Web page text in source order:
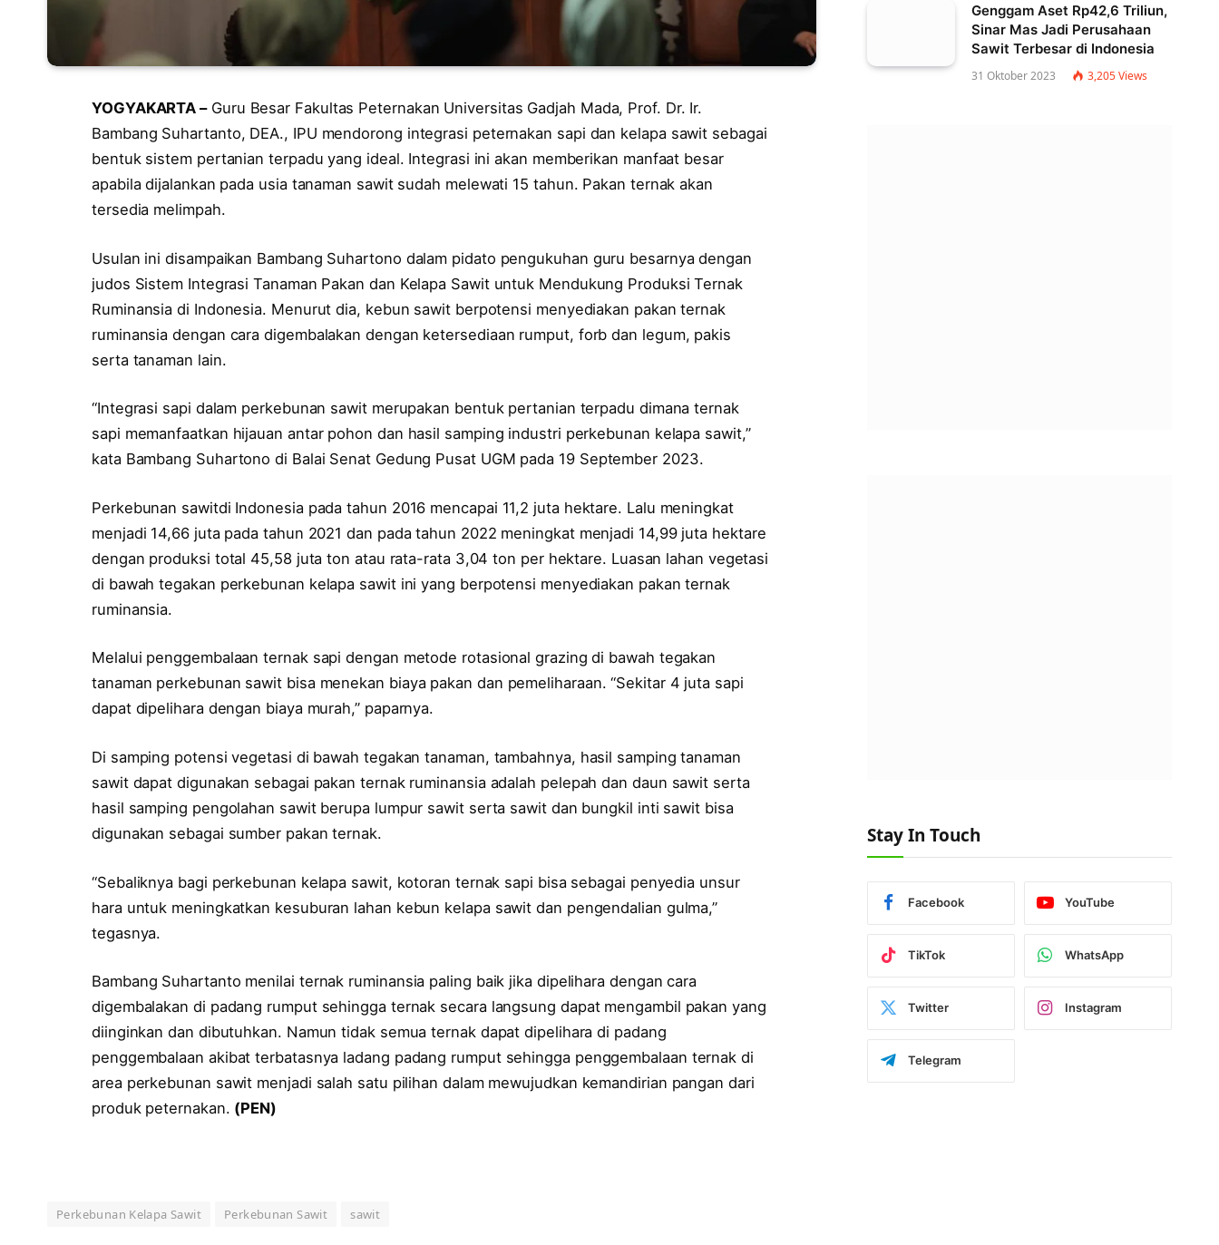
YOGYAKARTA –Guru Besar Fakultas Peternakan Universitas Gadjah Mada, Prof. Dr. Ir.
Bambang Suhartanto, DEA., IPU mendorong integrasi peternakan sapi dan kelapa sawit sebagai
bentuk sistem pertanian terpadu yang ideal. Integrasi ini akan memberikan manfaat besar
apabila dijalankan pada usia tanaman sawit sudah melewati 15 tahun. Pakan ternak akan
tersedia melimpah.
Usulan ini disampaikan Bambang Suhartono dalam pidato pengukuhan guru besarnya dengan
judos Sistem Integrasi Tanaman Pakan dan Kelapa Sawit untuk Mendukung Produksi Ternak
Ruminansia di Indonesia. Menurut dia, kebun sawit berpotensi menyediakan pakan ternak
ruminansia dengan cara digembalakan dengan ketersediaan rumput, forb dan legum, pakis
serta tanaman lain.
“Integrasi sapi dalam perkebunan sawit merupakan bentuk pertanian terpadu dimana ternak
sapi memanfaatkan hijauan antar pohon dan hasil samping industri perkebunan kelapa sawit,”
kata Bambang Suhartono di Balai Senat Gedung Pusat UGM pada 19 September 2023.
Perkebunan sawitdi Indonesia pada tahun 2016 mencapai 11,2 juta hektare. Lalu meningkat
menjadi 14,66 juta pada tahun 2021 dan pada tahun 2022 meningkat menjadi 14,99 juta hektare
dengan produksi total 45,58 juta ton atau rata-rata 3,04 ton per hektare. Luasan lahan vegetasi
di bawah tegakan perkebunan kelapa sawit ini yang berpotensi menyediakan pakan ternak
ruminansia.
Melalui penggembalaan ternak sapi dengan metode rotasional grazing di bawah tegakan
tanaman perkebunan sawit bisa menekan biaya pakan dan pemeliharaan. “Sekitar 4 juta sapi
dapat dipelihara dengan biaya murah,” paparnya.
Di samping potensi vegetasi di bawah tegakan tanaman, tambahnya, hasil samping tanaman
sawit dapat digunakan sebagai pakan ternak ruminansia adalah pelepah dan daun sawit serta
hasil samping pengolahan sawit berupa lumpur sawit serta sawit dan bungkil inti sawit bisa
digunakan sebagai sumber pakan ternak.
“Sebaliknya bagi perkebunan kelapa sawit, kotoran ternak sapi bisa sebagai penyedia unsur
hara untuk meningkatkan kesuburan lahan kebun kelapa sawit dan pengendalian gulma,”
tegasnya.
Bambang Suhartanto menilai ternak ruminansia paling baik jika dipelihara dengan cara
digembalakan di padang rumput sehingga ternak secara langsung dapat mengambil pakan yang
diinginkan dan dibutuhkan. Namun tidak semua ternak dapat dipelihara di padang
penggembalaan akibat terbatasnya ladang padang rumput sehingga penggembalaan ternak di
area perkebunan sawit menjadi salah satu pilihan dalam mewujudkan kemandirian pangan dari
produk peternakan. (PEN)
Perkebunan Kelapa Sawit Perkebunan Sawit sawit
Genggam Aset Rp42,6 Triliun,
Sinar Mas Jadi Perusahaan
Sawit Terbesar di Indonesia
31 Oktober 2023 3,205Views
Stay In Touch
Facebook YouTube
TikTok WhatsApp
Twitter Instagram
Telegram